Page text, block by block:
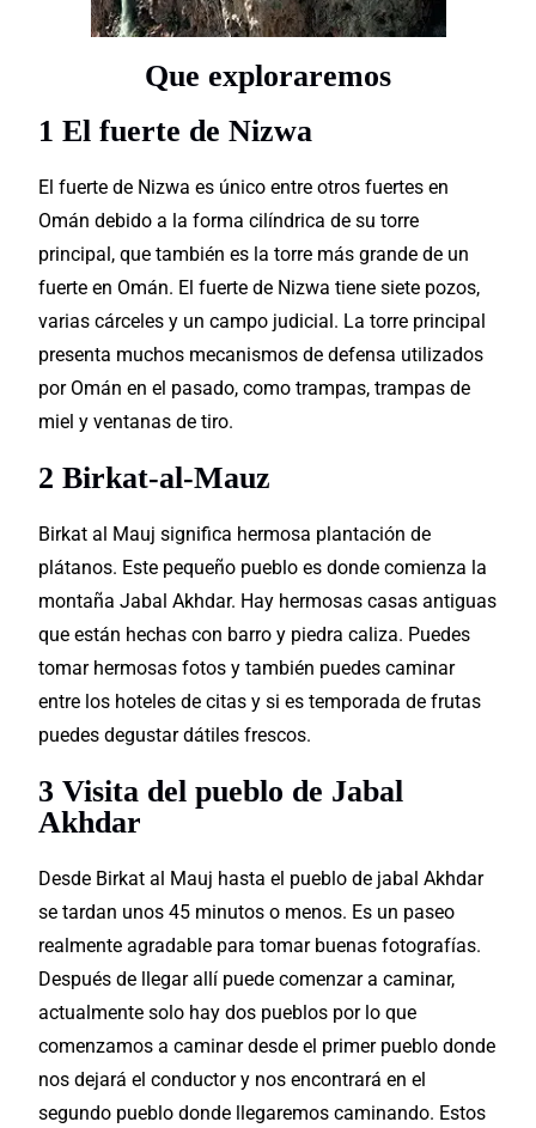
Que exploraremos
1 El fuerte de Nizwa
El fuerte de Nizwa es único entre otros fuertes en
Omán debido a la forma cilíndrica de su torre
principal, que también es la torre más grande de un
fuerte en Omán. El fuerte de Nizwa tiene siete pozos,
varias cárceles y un campo judicial. La torre principal
presenta muchos mecanismos de defensa utilizados
por Omán en el pasado, como trampas, trampas de
miel y ventanas de tiro.
2 Birkat-al-Mauz
Birkat al Mauj significa hermosa plantación de
plátanos. Este pequeño pueblo es donde comienza la
montaña Jabal Akhdar. Hay hermosas casas antiguas
que están hechas con barro y piedra caliza. Puedes
tomar hermosas fotos y también puedes caminar
entre los hoteles de citas y si es temporada de frutas
puedes degustar dátiles frescos.
3 Visita del pueblo de Jabal
Akhdar
Desde Birkat al Mauj hasta el pueblo de jabal Akhdar
se tardan unos 45 minutos o menos. Es un paseo
realmente agradable para tomar buenas fotografías.
Después de llegar allí puede comenzar a caminar,
actualmente solo hay dos pueblos por lo que
comenzamos a caminar desde el primer pueblo donde
nos dejará el conductor y nos encontrará en el
segundo pueblo donde llegaremos caminando. Estos